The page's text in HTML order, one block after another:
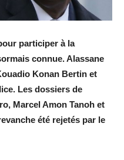
participer à la
connue. Alassane
Konan Bertin et
Les dossiers de
Marcel Amon Tanoh et
été rejetés par le